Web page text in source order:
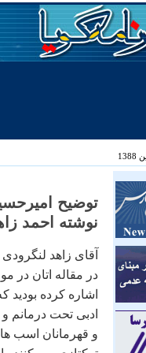
توضيح
نوشته احمد
آقای زاهد لنگرودی
در مقاله اتان در
اشاره کرده
ادبی تحت درمانم
و قهرمانان اسب